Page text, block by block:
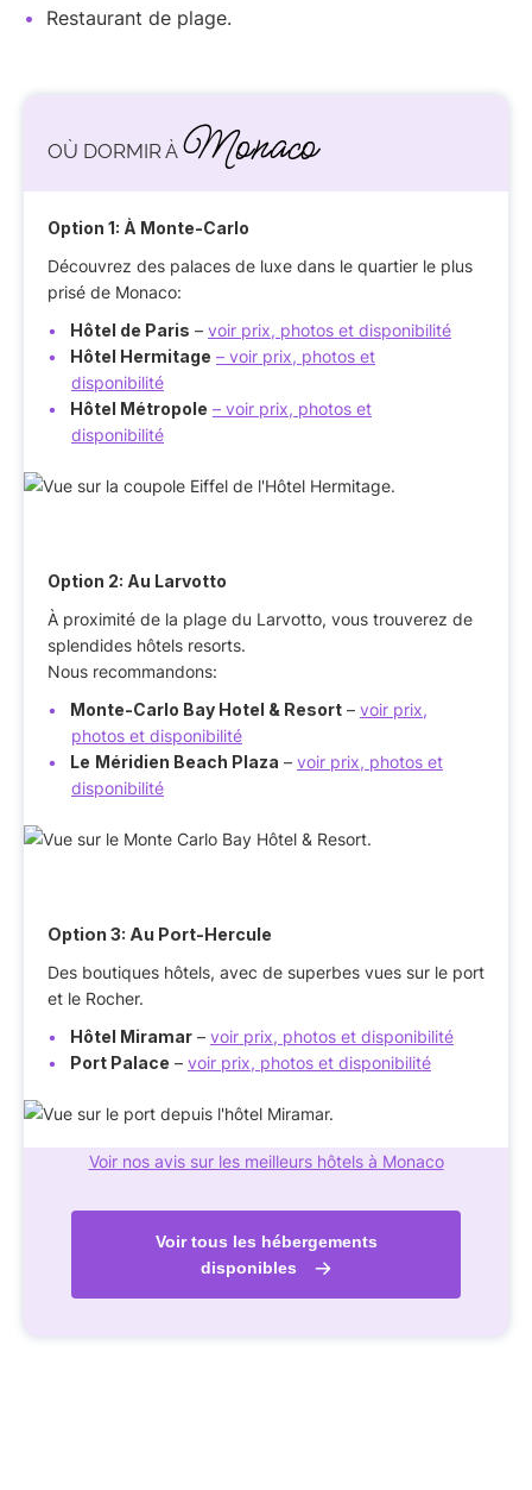
Restaurant de plage.
OÙ DORMIR À Monaco
Option 1: À Monte-Carlo
Découvrez des palaces de luxe dans le quartier le plus
prisé de Monaco:
Hôtel de Paris – voir prix, photos et disponibilité
Hôtel Hermitage – voir prix, photos et
disponibilité
Hôtel Métropole – voir prix, photos et
disponibilité
Option 2: Au Larvotto
À proximité de la plage du Larvotto, vous trouverez de
splendides hôtels resorts.
Nous recommandons:
Monte-Carlo Bay Hotel & Resort – voir prix,
photos et disponibilité
Le Méridien Beach Plaza – voir prix, photos et
disponibilité
Option 3: Au Port-Hercule
Des boutiques hôtels, avec de superbes vues sur le port
et le Rocher.
Hôtel Miramar – voir prix, photos et disponibilité
Port Palace – voir prix, photos et disponibilité
Voir nos avis sur les meilleurs hôtels à Monaco
Voir tous les hébergements
disponibles